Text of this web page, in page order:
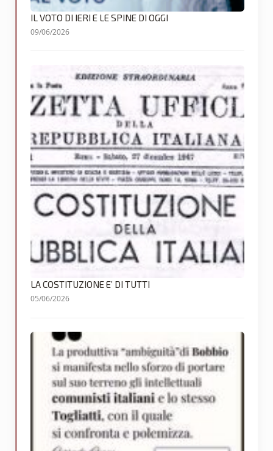
IL VOTO DI IERI E LE SPINE DI OGGI
09/06/2026
LA COSTITUZIONE E’ DI TUTTI
05/06/2026